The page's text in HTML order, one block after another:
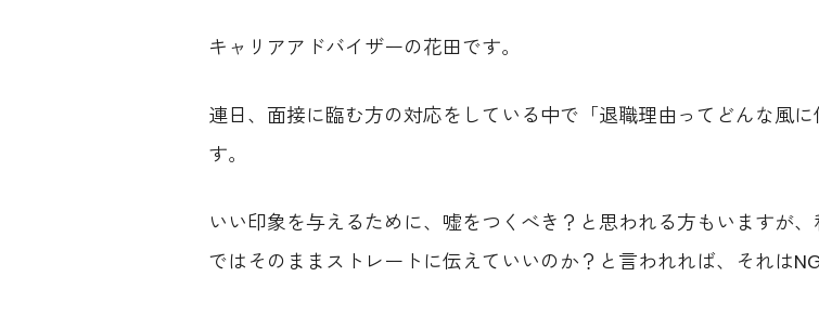
キャリアアドバイザーの花田です。
連日、面接に臨む方の対応をしている中で「退職理由ってどんな風
す。
いい印象を与えるために、嘘をつくべき？と思われる方もいますが
ではそのままストレートに伝えていいのか？と言われれば、それはNG